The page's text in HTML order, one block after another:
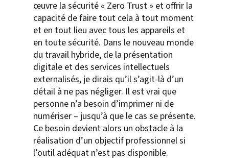
œuvre la sécurité « Zero Trust » et offrir la
capacité de faire tout cela à tout moment
et en tout lieu avec tous les appareils et
en toute sécurité. Dans le nouveau monde
du travail hybride, de la présentation
digitale et des services intellectuels
externalisés, je dirais qu’il s’agit-là d’un
détail à ne pas négliger. Il est vrai que
personne n’a besoin d’imprimer ni de
numériser – jusqu’à que le cas se présente.
Ce besoin devient alors un obstacle à la
réalisation d’un objectif professionnel si
l’outil adéquat n’est pas disponible.